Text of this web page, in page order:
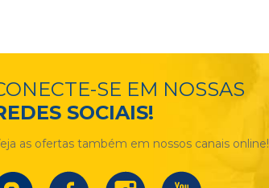
SE EM NOSSAS
SOCIAIS!
as ofertas também em nossos canais online!